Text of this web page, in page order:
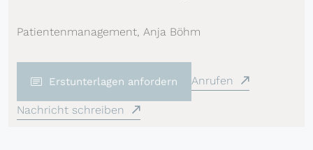
Patientenmanagement, Anja Böhm
Erstunterlagen anfordern Anrufen
Nachricht schreiben